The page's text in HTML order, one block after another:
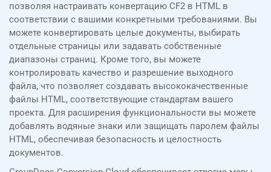
позволяя настраивать конвертацию CF2 в HTML в
соответствии с вашими конкретными требованиями. Вы
можете конвертировать целые документы, выбирать
отдельные страницы или задавать собственные
диапазоны страниц. Кроме того, вы можете
контролировать качество и разрешение выходного
файла, что позволяет создавать высококачественные
файлы HTML, соответствующие стандартам вашего
проекта. Для расширения функциональности вы можете
добавлять водяные знаки или защищать паролем файлы
HTML, обеспечивая безопасность и целостность
документов.